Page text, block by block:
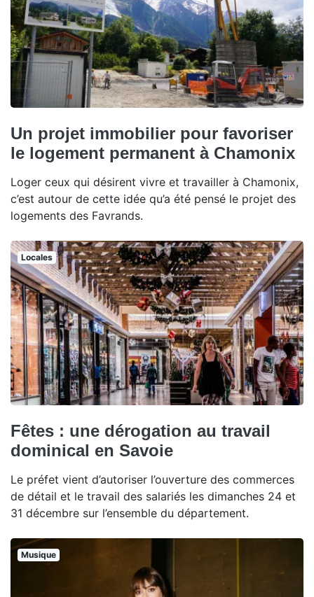
Un projet immobilier pour favoriser
le logement permanent à Chamonix
Loger ceux qui désirent vivre et travailler à Chamonix,
c’est autour de cette idée qu’a été pensé le projet des
logements des Favrands.
Locales
Fêtes : une dérogation au travail
dominical en Savoie
Le préfet vient d’autoriser l’ouverture des commerces
de détail et le travail des salariés les dimanches 24 et
31 décembre sur l’ensemble du département.
Musique